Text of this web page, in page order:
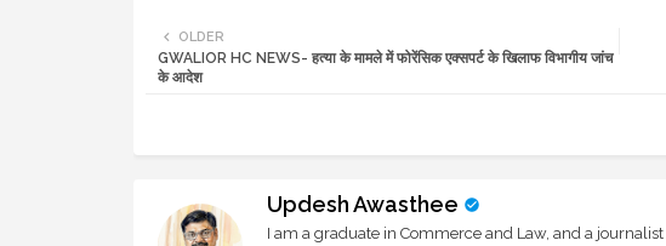
OLDER
GWALIOR HC NEWS- हत्या के मामले में फोरेंसिक एक्सपर्ट के खिलाफ विभागीय जांच
के आदेश
Updesh Awasthee
I am a graduate in Commerce and Law, and a